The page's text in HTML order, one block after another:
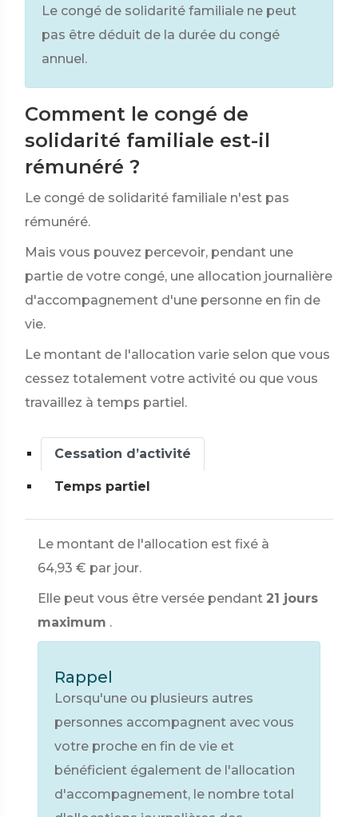
Le congé de solidarité familiale ne peut
pas être déduit de la durée du congé
annuel.
Comment le congé de
solidarité familiale est-il
rémunéré ?
Le congé de solidarité familiale n'est pas
rémunéré.
Mais vous pouvez percevoir, pendant une
partie de votre congé, une allocation journalière
d'accompagnement d'une personne en fin de
vie.
Le montant de l'allocation varie selon que vous
cessez totalement votre activité ou que vous
travaillez à temps partiel.
Cessation d’activité
Temps partiel
Le montant de l'allocation est fixé à
64,93 € par jour.
Elle peut vous être versée pendant 21 jours
maximum .
Rappel
Lorsqu'une ou plusieurs autres
personnes accompagnent avec vous
votre proche en fin de vie et
bénéficient également de l'allocation
d'accompagnement, le nombre total